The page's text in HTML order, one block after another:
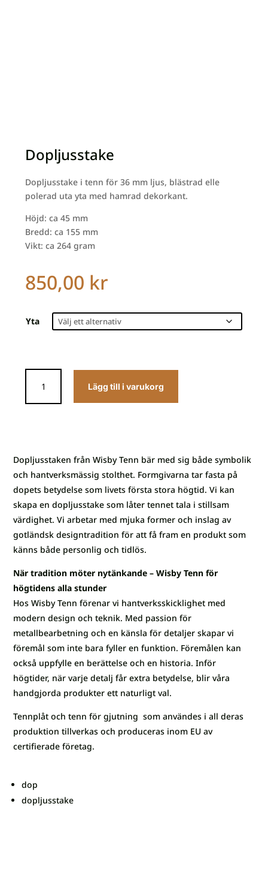
Dopljusstake
Dopljusstake i tenn för 36 mm ljus, blästrad elle
polerad uta yta med hamrad dekorkant.
Höjd: ca 45 mm
Bredd: ca 155 mm
Vikt: ca 264 gram
850,00 kr
Yta
mängd
Lägg till i varukorg
Dopljusstaken från Wisby Tenn bär med sig både symbolik
och hantverksmässig stolthet. Formgivarna tar fasta på
dopets betydelse som livets första stora högtid. Vi kan
skapa en dopljusstake som låter tennet tala i stillsam
värdighet. Vi arbetar med mjuka former och inslag av
gotländsk designtradition för att få fram en produkt som
känns både personlig och tidlös.
När tradition möter nytänkande – Wisby Tenn för
högtidens alla stunder
Hos Wisby Tenn förenar vi hantverksskicklighet med
modern design och teknik. Med passion för
metallbearbetning och en känsla för detaljer skapar vi
föremål som inte bara fyller en funktion. Föremålen kan
också uppfylle en berättelse och en historia. Inför
högtider, när varje detalj får extra betydelse, blir våra
handgjorda produkter ett naturligt val.
Tennplåt och tenn för gjutning som användes i all deras
produktion tillverkas och produceras inom EU av
certifierade företag.
dop
dopljusstake